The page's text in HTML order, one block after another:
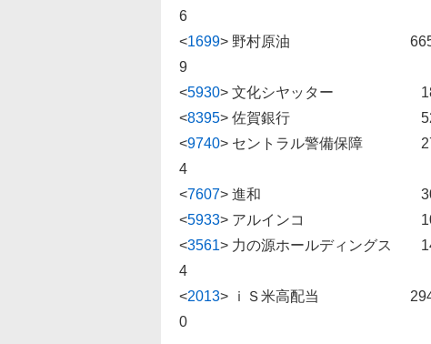
6
<1699> 野村原油 665.8
9
<5930> 文化シヤッター
<8395> 佐賀銀行 5220
<9740> セントラル警備保
4
<7607> 進和 3010 -
<5933> アルインコ
<3561> 力の源ホールディン
4
<2013> ｉＳ米高配当
0